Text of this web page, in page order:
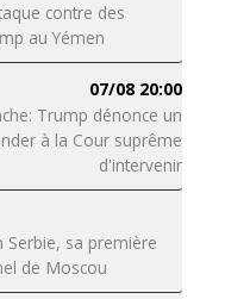
contre des
au Yémen
07/08 20:00
Trump dénonce un
à la Cour suprême
d'intervenir
Serbie, sa première
de Moscou